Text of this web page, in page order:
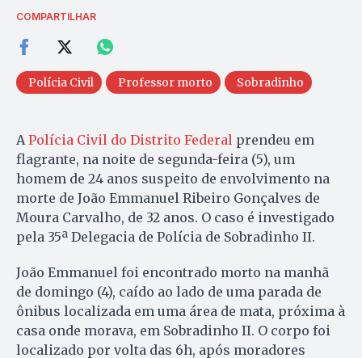
COMPARTILHAR
Polícia Civil Professor morto Sobradinho
A Polícia Civil do Distrito Federal prendeu em
flagrante, na noite de segunda-feira (5), um
homem de 24 anos suspeito de envolvimento na
morte de João Emmanuel Ribeiro Gonçalves de
Moura Carvalho, de 32 anos. O caso é investigado
pela 35ª Delegacia de Polícia de Sobradinho II.
João Emmanuel foi encontrado morto na manhã
de domingo (4), caído ao lado de uma parada de
ônibus localizada em uma área de mata, próxima à
casa onde morava, em Sobradinho II. O corpo foi
localizado por volta das 6h, após moradores